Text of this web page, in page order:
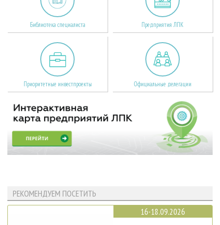
Библиотека специалиста Предприятия ЛПК
Приоритетные инвестпроекты Официальные делегации
РЕКОМЕНДУЕМ ПОСЕТИТЬ
16-18.09.2026